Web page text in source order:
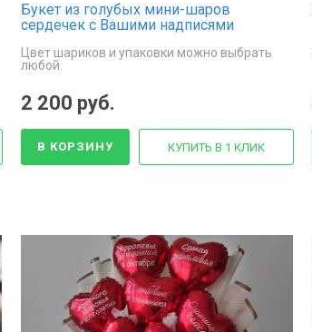
Букет из голубых мини-шаров
сердечек с Вашими надписями
Цвет шариков и упаковки можно выбрать
любой.
2 200 руб.
В КОРЗИНУ КУПИТЬ В 1 КЛИК